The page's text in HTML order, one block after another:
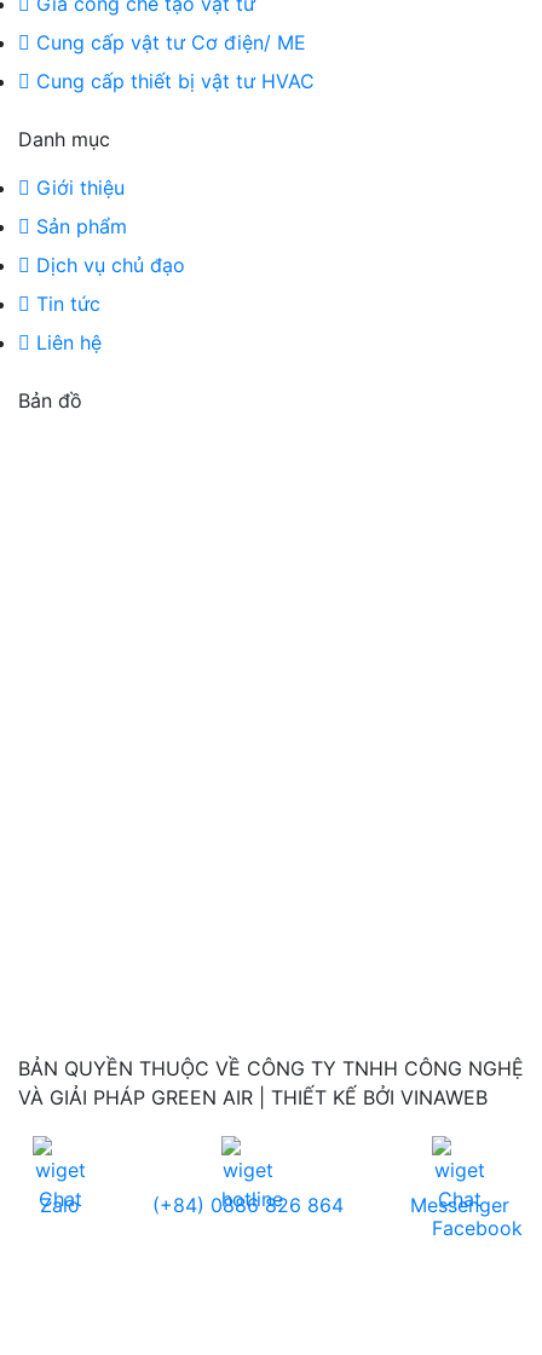
Cung cấp vật tư Cơ điện/ ME
Cung cấp thiết bị vật tư HVAC
Danh mục
Giới thiệu
Sản phẩm
Dịch vụ chủ đạo
Tin tức
Liên hệ
Bản đồ
BẢN QUYỀN THUỘC VỀ CÔNG TY TNHH CÔNG NGHỆ
VÀ GIẢI PHÁP GREEN AIR | THIẾT KẾ BỞI VINAWEB
Zalo (+84) 0886 826 864 Messenger